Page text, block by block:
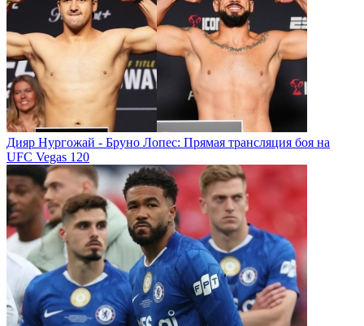
Дияр Нургожай - Бруно Лопес: Прямая трансляция боя на
UFC Vegas 120